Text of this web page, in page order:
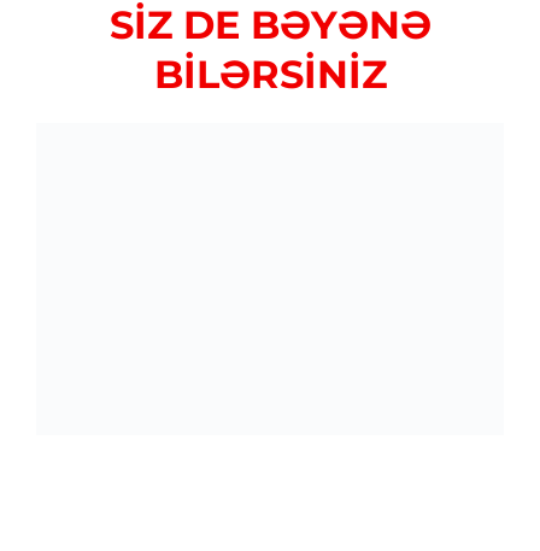
SİZ DE BƏYƏNƏ
BİLƏRSİNİZ